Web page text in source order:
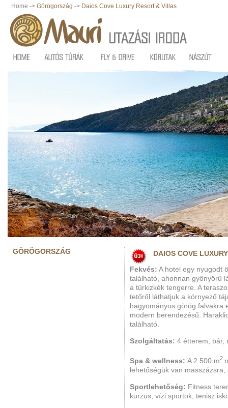
Home -> Görögország -> Daios Cove Luxury Resort & Villas
GÖRÖGORSZÁG DAIOS COVE
Fekvés: A hotel egy nyugodt
található, ahonnan gyönyörű
a türkizkék tengerre. A
tetőről láthatjuk a környező
hagyományos görög falvakra
modern berendezésű.
található.
Szolgáltatás: 4 étterem, bár,
Spa & wellness: A 2.500 m2
lehetőségük van
Sportlehetőség: Fitness
kurzus, vízi sportok, tenisz